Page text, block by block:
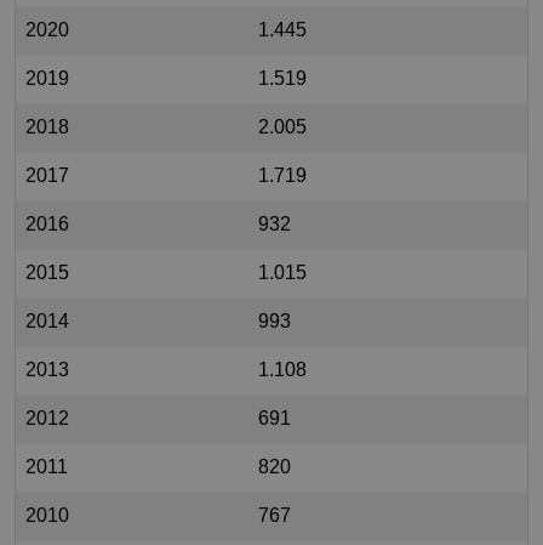
2020 1.445
2019 1.519
2018 2.005
2017 1.719
2016 932
2015 1.015
2014 993
2013 1.108
2012 691
2011 820
2010 767